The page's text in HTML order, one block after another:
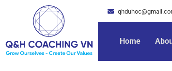
Home